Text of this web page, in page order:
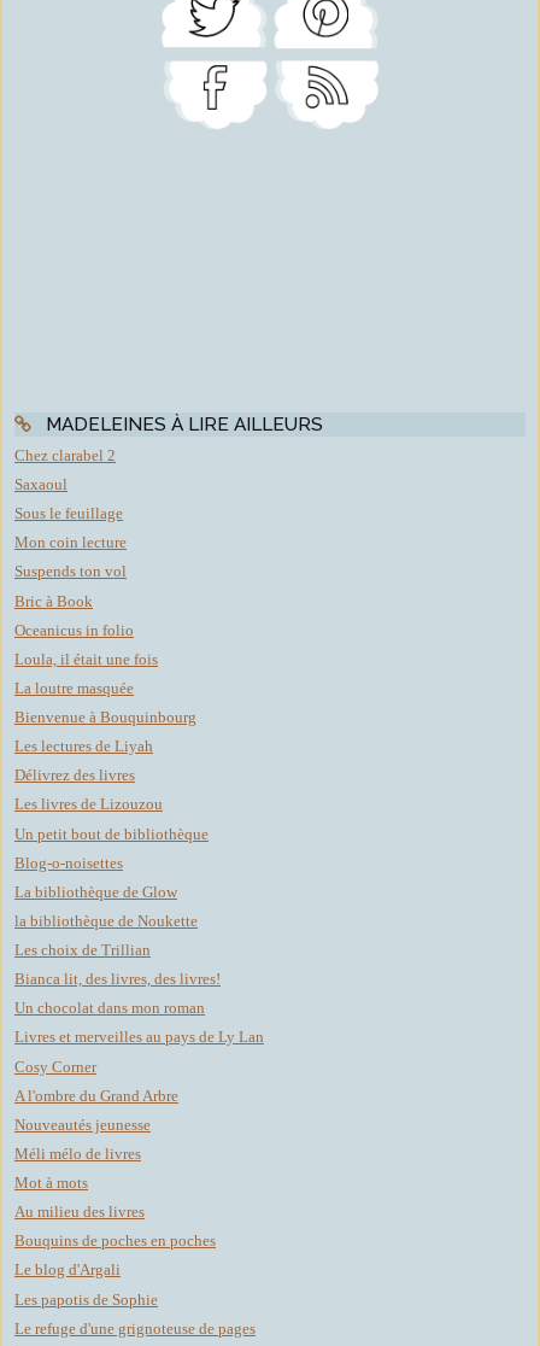
MADELEINES À LIRE AILLEURS
Chez clarabel 2
Saxaoul
Sous le feuillage
Mon coin lecture
Suspends ton vol
Bric à Book
Oceanicus in folio
Loula, il était une fois
La loutre masquée
Bienvenue à Bouquinbourg
Les lectures de Liyah
Délivrez des livres
Les livres de Lizouzou
Un petit bout de bibliothèque
Blog-o-noisettes
La bibliothèque de Glow
la bibliothèque de Noukette
Les choix de Trillian
Bianca lit, des livres, des livres!
Un chocolat dans mon roman
Livres et merveilles au pays de Ly Lan
Cosy Corner
A l'ombre du Grand Arbre
Nouveautés jeunesse
Méli mélo de livres
Mot à mots
Au milieu des livres
Bouquins de poches en poches
Le blog d'Argali
Les papotis de Sophie
Le refuge d'une grignoteuse de pages